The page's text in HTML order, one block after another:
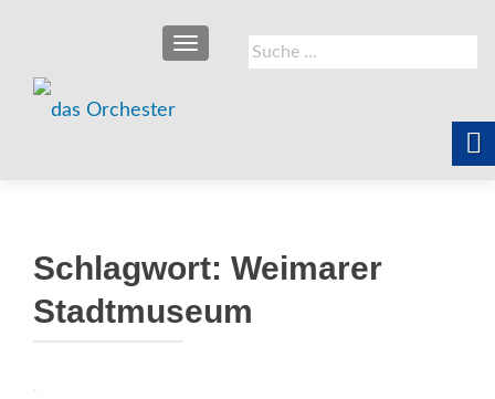
Suche
nach:
SCHALTE NAVIGATION
Schlagwort: Weimarer
Stadtmuseum